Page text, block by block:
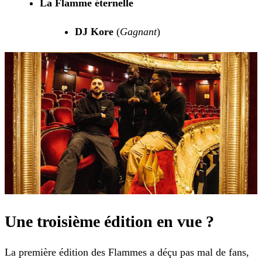
La Flamme éternelle
DJ Kore (Gagnant)
Une troisième édition en vue ?
La première édition des Flammes a déçu pas mal de fans,